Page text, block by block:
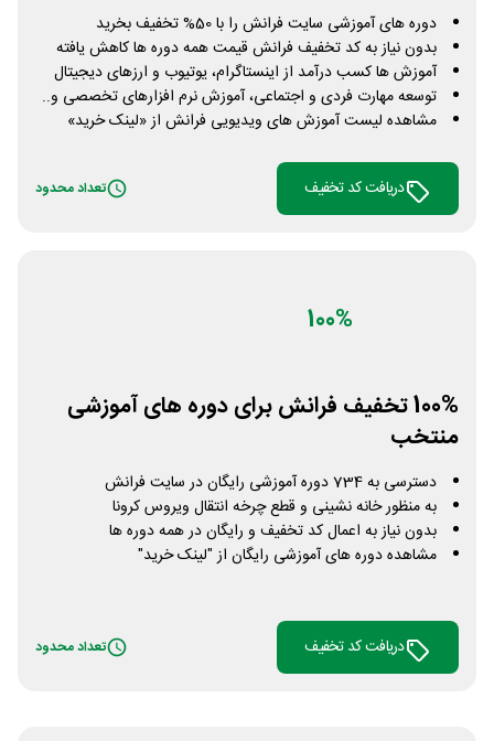
دوره های آموزشی سایت فرانش را با 50% تخفیف بخرید
بدون نیاز به کد تخفیف فرانش قیمت همه دوره ها کاهش یافته
آموزش ها کسب درآمد از اینستاگرام، یوتیوب و ارزهای دیجیتال
توسعه مهارت فردی و اجتماعی، آموزش نرم افزارهای تخصصی و..
مشاهده لیست آموزش های ویدیویی فرانش از «لینک خرید»
دریافت کد تخفیف تعداد محدود
100%
100% تخفیف فرانش برای دوره های آموزشی
منتخب
دسترسی به 734 دوره آموزشی رایگان در سایت فرانش
به منظور خانه نشینی و قطع چرخه انتقال ویروس کرونا
بدون نیاز به اعمال کد تخفیف و رایگان در همه دوره ها
مشاهده دوره های آموزشی رایگان از "لینک خرید"
دریافت کد تخفیف تعداد محدود